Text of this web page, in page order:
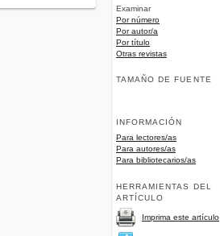
Examinar
Por número
Por autor/a
Por título
Otras revistas
TAMAÑO DE FUENTE
INFORMACIÓN
Para lectores/as
Para autores/as
Para bibliotecarios/as
HERRAMIENTAS DEL
ARTÍCULO
Imprima este artículo